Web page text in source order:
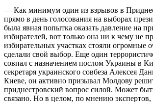
— Как минимум один из взрывов в
прямо в день голосования на выборах
была явная попытка оказать давление на
избирателей, вот только она ни к чему не
избирательных участках стояли огромные
сделали свой выбор. Еще один
совпал с назначением послом Украины в
секретаря украинского совбеза Алексея
Киеве, он активно призывал Молдову
приднестровский вопрос силой. Может
связано. Но в целом, по мнению экспертов,